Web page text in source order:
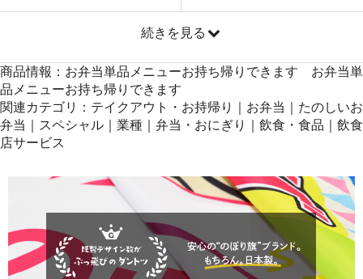
50 868 43400
続きを見る
商品情報：お弁当単品メニューお持ち帰りできます お弁当単
品メニューお持ち帰りできます
関連カテゴリ：テイクアウト・お持帰り｜お弁当｜たのしいお
弁当｜スペシャル｜業種｜弁当・おにぎり｜飲食・食品｜飲食
店サービス